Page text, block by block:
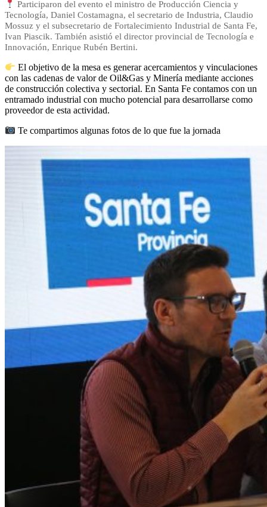
Participaron del evento el ministro de Producción Ciencia y
Tecnología, Daniel Costamagna, el secretario de Industria, Claudio
Mossuz y el subsecretario de Fortalecimiento Industrial de Santa Fe,
Ivan Piascik. También asistió el director provincial de Tecnología e
Innovación, Enrique Rubén Bertini.
El objetivo de la mesa es generar acercamientos y vinculaciones
con las cadenas de valor de Oil&Gas y Minería mediante acciones
de construcción colectiva y sectorial. En Santa Fe contamos con un
entramado industrial con mucho potencial para desarrollarse como
proveedor de esta actividad.
Te compartimos algunas fotos de lo que fue la jornada